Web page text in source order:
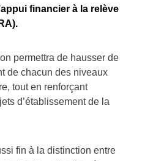
financier à la relève
permettra de hausser de
de chacun des niveaux
tout en renforçant
d’établissement de la
fin à la distinction entre